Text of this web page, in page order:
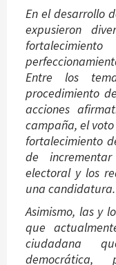
En el desarrollo
expusieron
Entre los
procedimiento
acciones
campaña, el
fortalecimiento
de
electoral y los
una candidatura.
Asimismo, las y
que
ciudadana